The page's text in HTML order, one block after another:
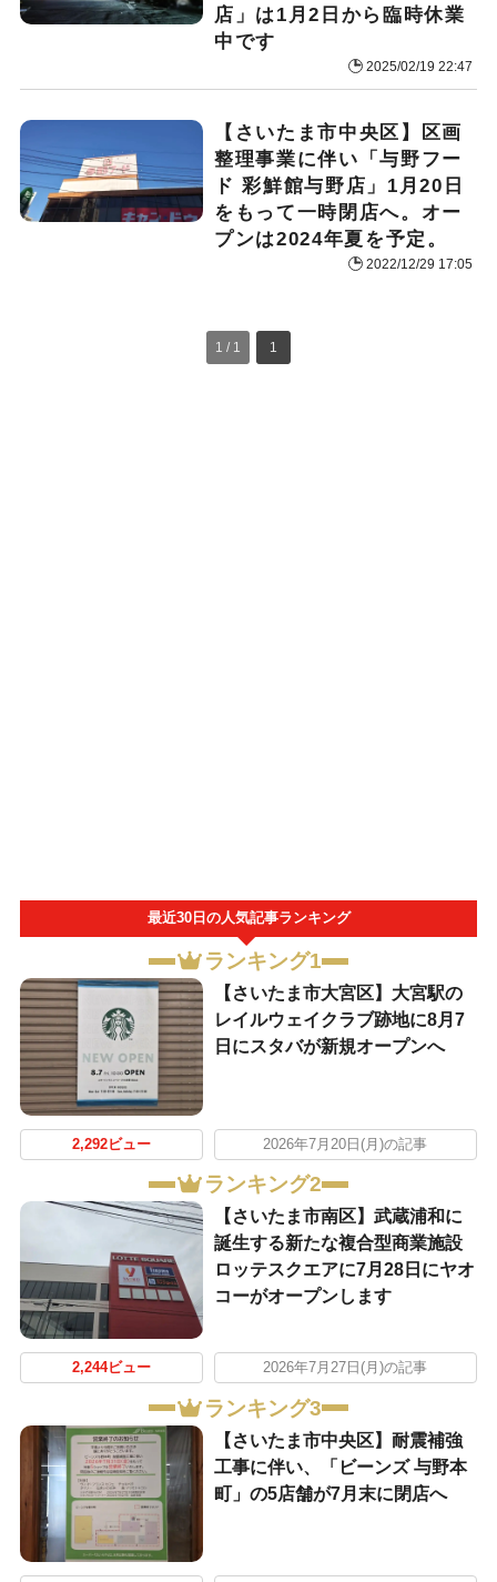
店」は1月2日から臨時休業
中です
2025/02/19 22:47
【さいたま市中央区】区画
整理事業に伴い「与野フー
ド 彩鮮館与野店」1月20日
をもって一時閉店へ。オー
プンは2024年夏を予定。
2022/12/29 17:05
1 / 1 1
最近30日の人気記事ランキング
ランキング1
【さいたま市大宮区】大宮駅の
レイルウェイクラブ跡地に8月7
日にスタバが新規オープンへ
2,292ビュー 2026年7月20日(月)の記事
ランキング2
【さいたま市南区】武蔵浦和に
誕生する新たな複合型商業施設
ロッテスクエアに7月28日にヤオ
コーがオープンします
2,244ビュー 2026年7月27日(月)の記事
ランキング3
【さいたま市中央区】耐震補強
工事に伴い、「ビーンズ 与野本
町」の5店舗が7月末に閉店へ